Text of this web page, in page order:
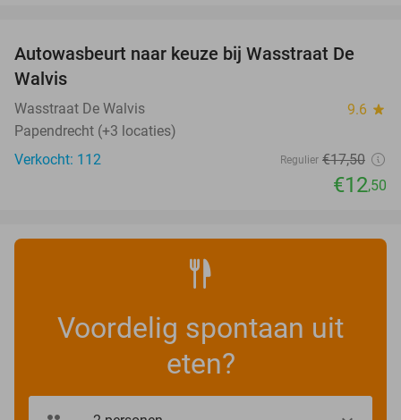
29%
Autowasbeurt naar keuze bij Wasstraat De
Walvis
Wasstraat De Walvis 9.6 star
Papendrecht (+3 locaties)
Verkocht: 112
Regulier €17,50
€12,50
Voordelig spontaan uit
eten?